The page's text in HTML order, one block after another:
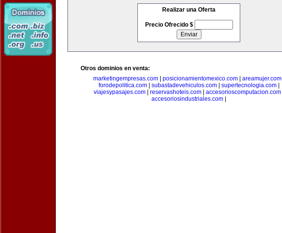
Realizar una Oferta
Precio Ofrecido $
Otros dominios en venta:
marketingempresas.com
posicionamientomexico.com areamujer.com
forodepolitica.com| subastadevehiculos.com| supertecnologia.com|
viajesypasajes.com
reservashoteis.com accesorioscomputacion.com
accesoriosindustriales.com